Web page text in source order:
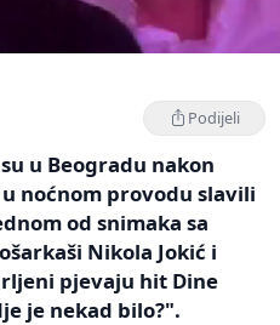
Podijeli
u Beogradu nakon
noćnom provodu slavili
od snimaka sa
Nikola Jokić i
pjevaju hit Dine
je nekad bilo?".